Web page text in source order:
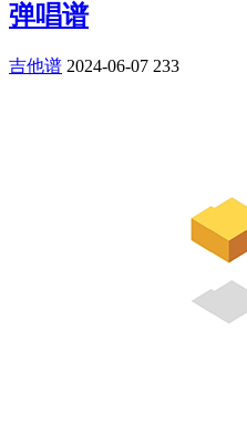
弹唱谱
吉他谱 2024-06-07 233